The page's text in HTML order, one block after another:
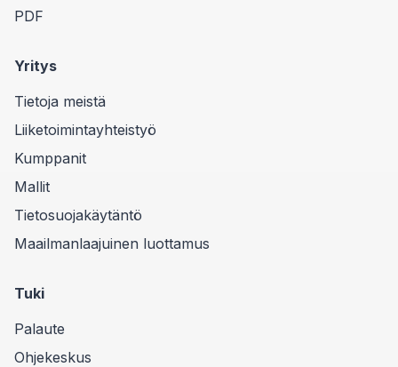
PDF
Yritys
Tietoja meistä
Liiketoimintayhteistyö
Kumppanit
Mallit
Tietosuojakäytäntö
Maailmanlaajuinen luottamus
Tuki
Palaute
Ohjekeskus